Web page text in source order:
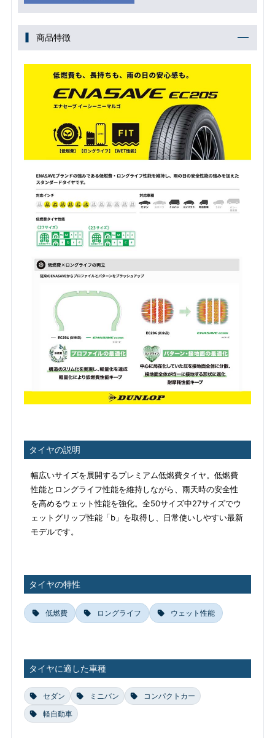
商品特徴
タイヤの説明
幅広いサイズを展開するプレミアム低燃費タイヤ。低燃費
性能とロングライフ性能を維持しながら、雨天時の安全性
を高めるウェット性能を強化。全50サイズ中27サイズでウ
ェットグリップ性能「b」を取得し、日常使いしやすい最新
モデルです。
タイヤの特性
低燃費 ロングライフ ウェット性能
タイヤに適した車種
セダン ミニバン
コンパクトカー
軽自動車